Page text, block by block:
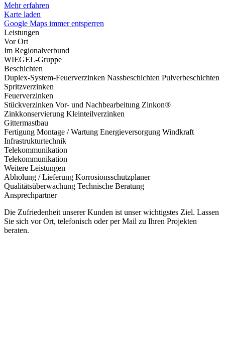
Mehr erfahren
Karte laden
Google Maps immer entsperren
Leistungen
Vor Ort
Im Regionalverbund
WIEGEL-Gruppe
Beschichten
Duplex-System-Feuerverzinken Nassbeschichten Pulverbeschichten
Spritzverzinken
Feuerverzinken
Stückverzinken Vor- und Nachbearbeitung Zinkon®
Zinkkonservierung Kleinteilverzinken
Gittermastbau
Fertigung Montage / Wartung Energieversorgung Windkraft
Infrastrukturtechnik
Telekommunikation
Telekommunikation
Weitere Leistungen
Abholung / Lieferung Korrosionsschutzplaner
Qualitätsüberwachung Technische Beratung
Ansprechpartner
Die Zufriedenheit unserer Kunden ist unser wichtigstes Ziel. Lassen
Sie sich vor Ort, telefonisch oder per Mail zu Ihren Projekten
beraten.